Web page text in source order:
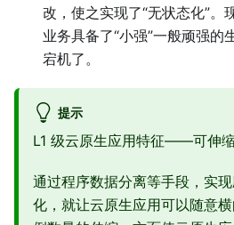
改，使之实现了“无状态化”。
业务具备了“小强”一般顽强的
宕机了。
提示
L1 级云原生应用特征——可伸
通过程序数据分离等手段，实
化，就让云原生应用可以随意